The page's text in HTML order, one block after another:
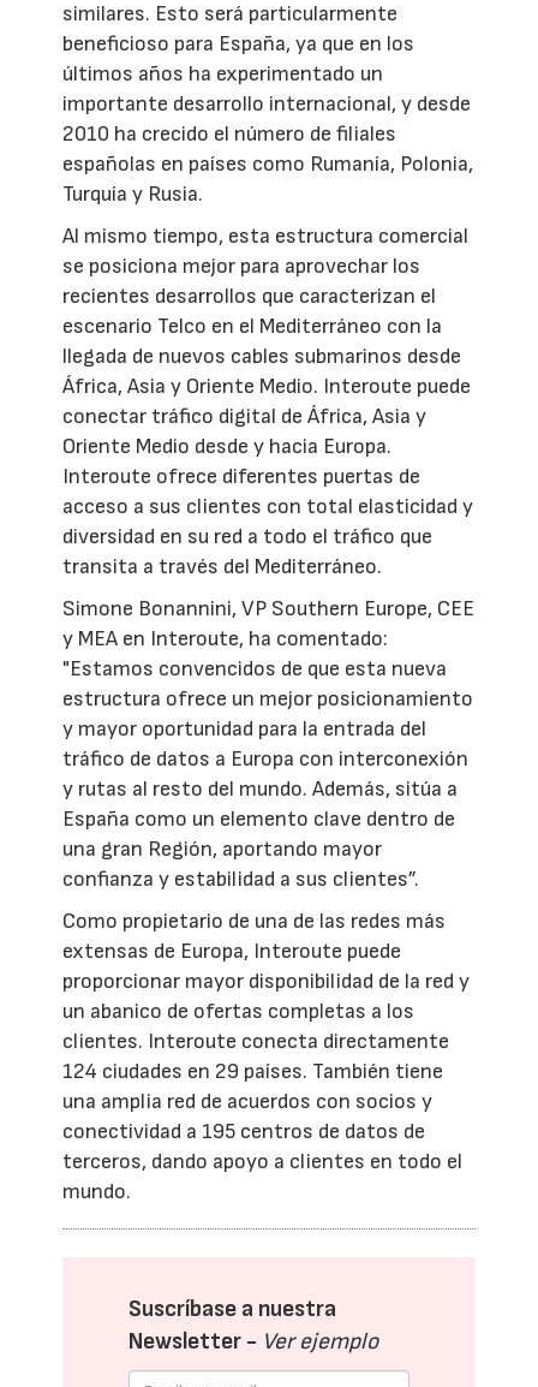
similares. Esto será particularmente
beneficioso para España, ya que en los
últimos años ha experimentado un
importante desarrollo internacional, y desde
2010 ha crecido el número de filiales
españolas en países como Rumanía, Polonia,
Turquía y Rusia.
Al mismo tiempo, esta estructura comercial
se posiciona mejor para aprovechar los
recientes desarrollos que caracterizan el
escenario Telco en el Mediterráneo con la
llegada de nuevos cables submarinos desde
África, Asia y Oriente Medio. Interoute puede
conectar tráfico digital de África, Asia y
Oriente Medio desde y hacia Europa.
Interoute ofrece diferentes puertas de
acceso a sus clientes con total elasticidad y
diversidad en su red a todo el tráfico que
transita a través del Mediterráneo.
Simone Bonannini, VP Southern Europe, CEE
y MEA en Interoute, ha comentado:
"Estamos convencidos de que esta nueva
estructura ofrece un mejor posicionamiento
y mayor oportunidad para la entrada del
tráfico de datos a Europa con interconexión
y rutas al resto del mundo. Además, sitúa a
España como un elemento clave dentro de
una gran Región, aportando mayor
confianza y estabilidad a sus clientes”.
Como propietario de una de las redes más
extensas de Europa, Interoute puede
proporcionar mayor disponibilidad de la red y
un abanico de ofertas completas a los
clientes. Interoute conecta directamente
124 ciudades en 29 países. También tiene
una amplia red de acuerdos con socios y
conectividad a 195 centros de datos de
terceros, dando apoyo a clientes en todo el
mundo.
Suscríbase a nuestra
Newsletter - Ver ejemplo